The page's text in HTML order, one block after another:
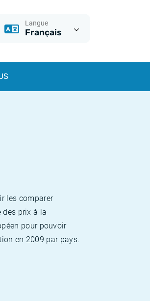
Langue
Français
les comparer
prix à la
pour pouvoir
en 2009 par pays.